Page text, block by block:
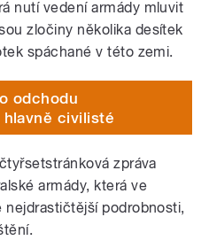
nutí vedení armády mluvit
zločiny několika desítek
spáchané v této zemi.
odchodu
civilisté
zpráva
armády, která ve
nejdrastičtější podrobnosti,